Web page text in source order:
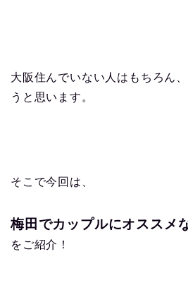
大阪住んでいない人はもちろん
うと思います。
そこで今回は、
梅田でカップルにオススメ
をご紹介！